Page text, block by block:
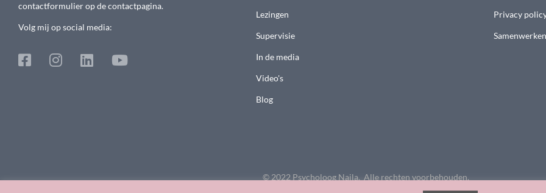
contactformulier op de contactpagina.
Volg mij op social media:
Lezingen
Supervisie
In de media
Video's
Blog
Privacy
Samenwerken
© 2022 Psycholoog Najla. Alle rechten voorbehouden.